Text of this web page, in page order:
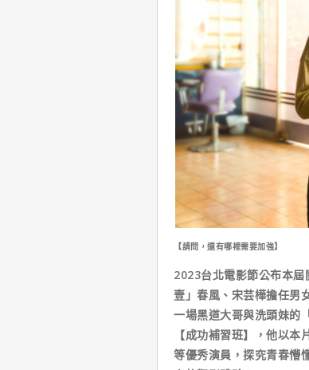
【請問，還有哪裡需要加強】
2023台北電影節公布本
壹」春風、宋芸樺擔任男
一場黑道大哥與洗頭妹的
【成功補習班】，他以
等優秀演員，探究青春懵